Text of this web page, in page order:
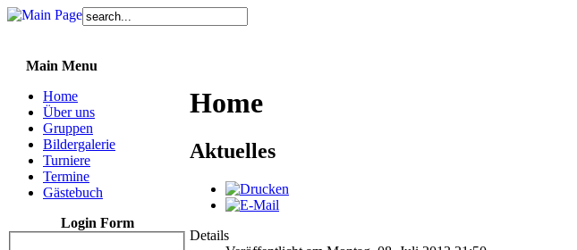
Main Menu
Home
Über uns
Gruppen
Bildergalerie
Turniere
Termine
Gästebuch
Login Form
Home
Aktuelles
Details